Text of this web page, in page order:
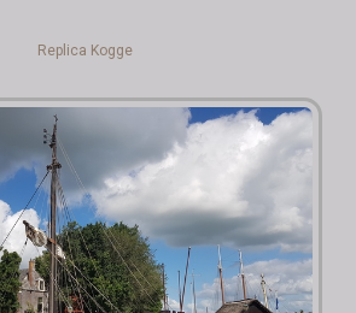
Replica Kogge